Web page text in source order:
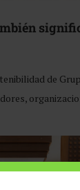
de